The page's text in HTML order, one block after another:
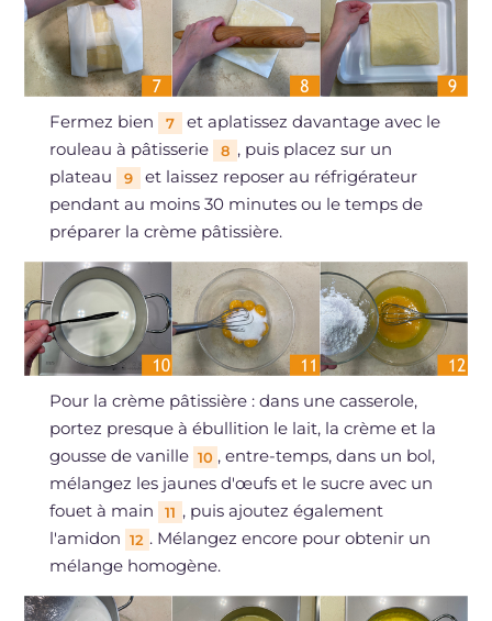
Fermez bien 7
et aplatissez davantage avec le
rouleau à pâtisserie
8 , puis placez sur un
plateau
9
et laissez reposer au réfrigérateur
pendant au moins 30 minutes ou le temps de
préparer la crème pâtissière.
Pour la crème pâtissière : dans une casserole,
portez presque à ébullition le lait, la crème et la
gousse de vanille 10 , entre-temps, dans un bol,
mélangez les jaunes d'œufs et le sucre avec un
fouet à main
11 , puis ajoutez également
l'amidon 12 . Mélangez encore pour obtenir un
mélange homogène.